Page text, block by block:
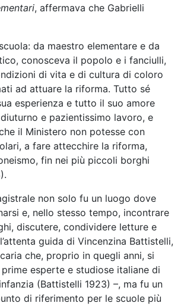
, affermava che Gabrielli
da maestro elementare e da
conosceva il popolo e i fanciulli,
di vita e di cultura di coloro
ad attuare la riforma. Tutto sé
esperienza e tutto il suo amore
e pazientissimo lavoro, e
il Ministero non potesse con
a fare attecchire la riforma,
fin nei più piccoli borghi
non solo fu un luogo dove
e, nello stesso tempo, incontrare
discutere, condividere letture e
guida di Vincenzina Battistelli,
che, proprio in quegli anni, si
esperte e studiose italiane di
(Battistelli 1923) –, ma fu un
di riferimento per le scuole più